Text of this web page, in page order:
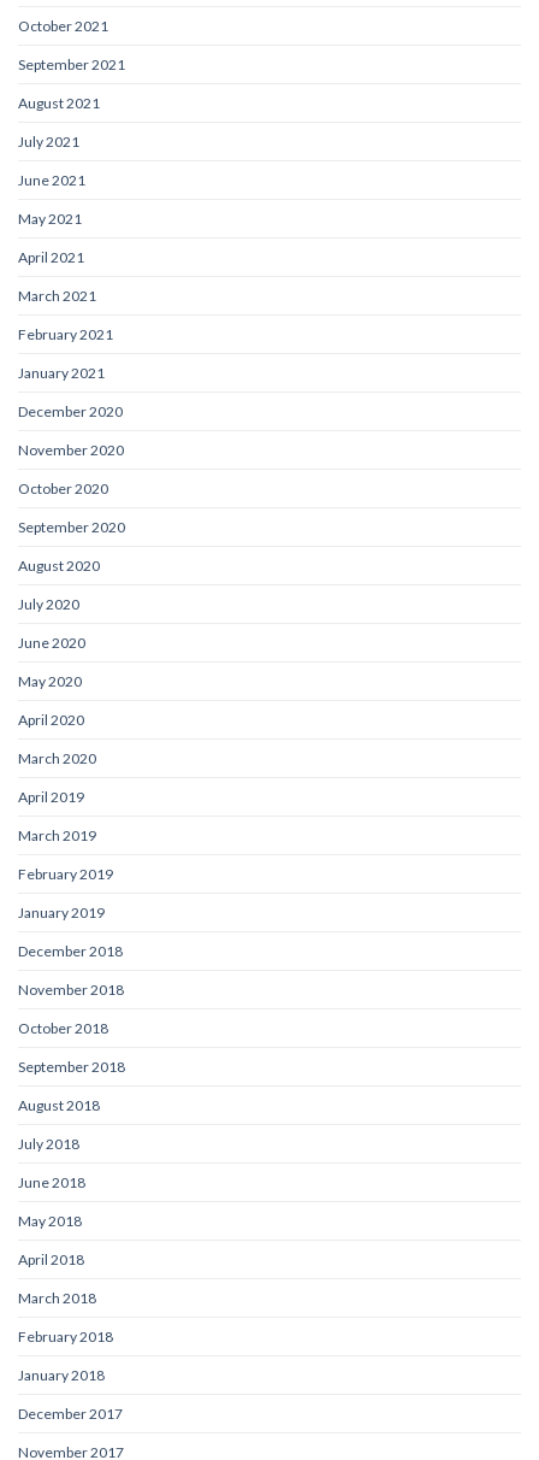
October 2021
September 2021
August 2021
July 2021
June 2021
May 2021
April 2021
March 2021
February 2021
January 2021
December 2020
November 2020
October 2020
September 2020
August 2020
July 2020
June 2020
May 2020
April 2020
March 2020
April 2019
March 2019
February 2019
January 2019
December 2018
November 2018
October 2018
September 2018
August 2018
July 2018
June 2018
May 2018
April 2018
March 2018
February 2018
January 2018
December 2017
November 2017